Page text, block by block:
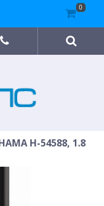
H-54588, 1.8
0